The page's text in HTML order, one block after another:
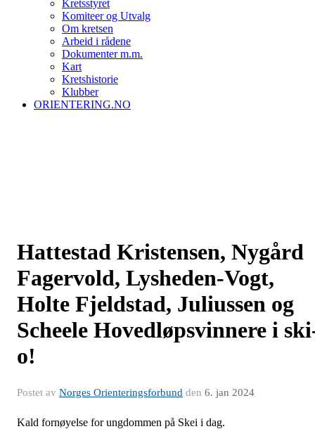
Kretsstyret
Komiteer og Utvalg
Om kretsen
Arbeid i rådene
Dokumenter m.m.
Kart
Kretshistorie
Klubber
ORIENTERING.NO
Hattestad Kristensen, Nygård
Fagervold, Lysheden-Vogt,
Holte Fjeldstad, Juliussen og
Scheele Hovedløpsvinnere i
o!
Postet av Norges Orienteringsforbund den 6. jan 2024
Kald fornøyelse for ungdommen på Skei i dag.